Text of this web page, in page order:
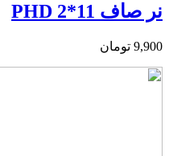
نر صاف PHD 2*11
9,900 تومان